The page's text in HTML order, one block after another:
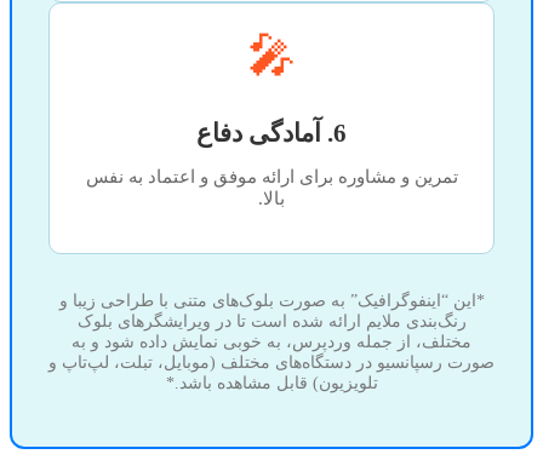
🎤
6. آمادگی دفاع
تمرین و مشاوره برای ارائه موفق و اعتماد به نفس
بالا.
*این “اینفوگرافیک” به صورت بلوک‌های متنی با طراحی زیبا و
رنگ‌بندی ملایم ارائه شده است تا در ویرایشگرهای بلوک
مختلف، از جمله وردپرس، به خوبی نمایش داده شود و به
صورت رسپانسیو در دستگاه‌های مختلف (موبایل، تبلت، لپ‌تاپ و
تلویزیون) قابل مشاهده باشد.*